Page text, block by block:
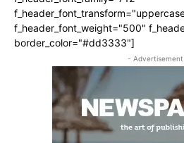
f_header_font_weight="500"
border_color="#dd3333"]
-